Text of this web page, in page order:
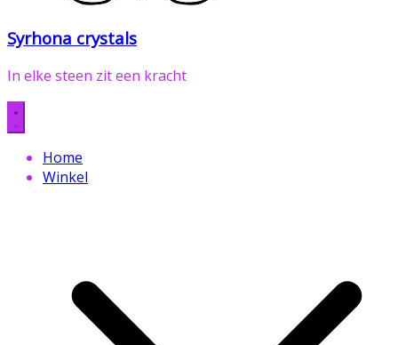
Syrhona crystals
In elke steen zit een kracht
Home
Winkel